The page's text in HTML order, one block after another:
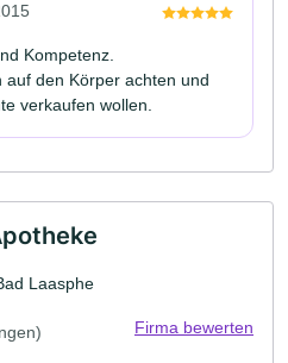
Kompetenz.
den Körper achten und
verkaufen wollen.
Laasphe
Firma bewerten